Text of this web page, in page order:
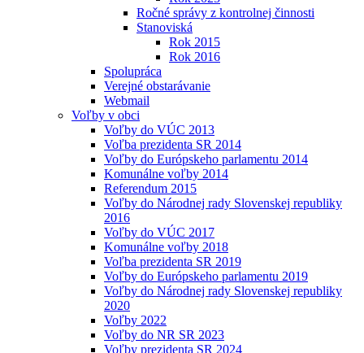
Ročné správy z kontrolnej činnosti
Stanoviská
Rok 2015
Rok 2016
Spolupráca
Verejné obstarávanie
Webmail
Voľby v obci
Voľby do VÚC 2013
Voľba prezidenta SR 2014
Voľby do Európskeho parlamentu 2014
Komunálne voľby 2014
Referendum 2015
Voľby do Národnej rady Slovenskej republiky
2016
Voľby do VÚC 2017
Komunálne voľby 2018
Voľba prezidenta SR 2019
Voľby do Európskeho parlamentu 2019
Voľby do Národnej rady Slovenskej republiky
2020
Voľby 2022
Voľby do NR SR 2023
Voľby prezidenta SR 2024